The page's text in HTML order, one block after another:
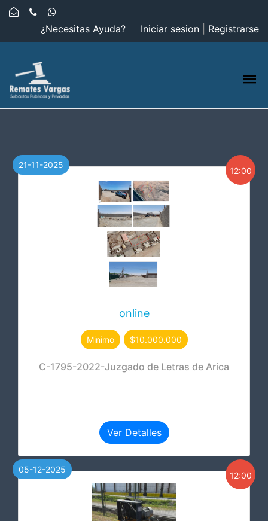
¿Necesitas Ayuda? Iniciar sesion Registrarse
21-11-2025
12:00
online
Minimo $10.000.000
C-1795-2022-Juzgado de Letras de Arica
Ver Detalles
05-12-2025
12:00